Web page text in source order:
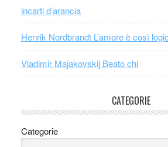
incarti d’arancia
Henrik Nordbrandt L’amore è così
Vladimir Majakovskij Beato chi
CATEGORIE
Categorie